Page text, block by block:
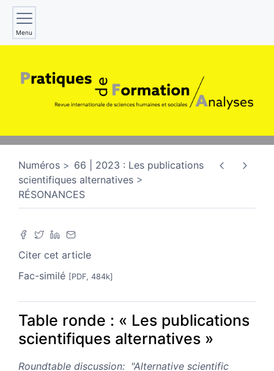
Menu
Numéros
66 | 2023 : Les publications
scientifiques alternatives
RÉSONANCES
Citer cet article
Fac-similé [PDF, 484k]
Table ronde : « Les publications
scientifiques alternatives »
Roundtable discussion: "Alternative scientific